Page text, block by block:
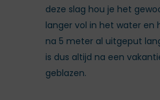
deze slag hou je het
langer vol in het water en
na 5 meter al uitgeput
is dus altijd na een
geblazen.